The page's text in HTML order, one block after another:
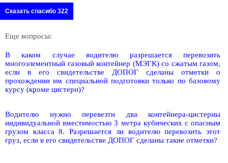
Сказать спасибо 322
Еще вопросы:
В каком случае водителю разрешается перевозить
многоэлементный газовый контейнер (МЭГК) со сжатым газом,
если в его свидетельстве ДОПОГ сделаны отметки о
прохождении им специальной подготовки только по базовому
курсу (кроме цистерн)?
Водителю нужно перевезти два контейнера-цистерны
индивидуальной вместимостью 3 метра кубических с опасным
грузом класса 8. Разрешается ли водителю перевозить этот
груз, если в его свидетельстве ДОПОГ сделаны такие отметки?